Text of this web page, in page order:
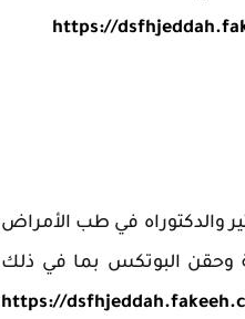
https://
والدكتوراه في طب الأمراض
وحقن البوتكس بما في ذلك
https://